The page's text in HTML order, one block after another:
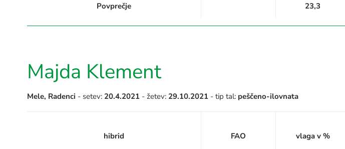
Povprečje 23,3
Majda Klement
Mele, Radenci - setev: 20.4.2021 - žetev: 29.10.2021 - tip tal: peščeno-ilovnata
hibrid FAO vlaga v %